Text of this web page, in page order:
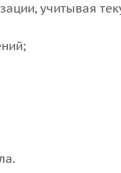
учитывая